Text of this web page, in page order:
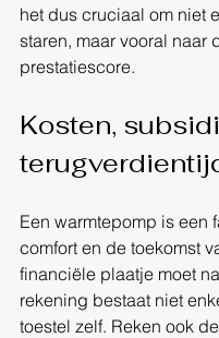
het dus cruciaal om niet
staren, maar vooral naar
prestatiescore.
Kosten,
Een warmtepomp is een
comfort en de toekomst
financiële plaatje moet
rekening bestaat niet
toestel zelf. Reken ook